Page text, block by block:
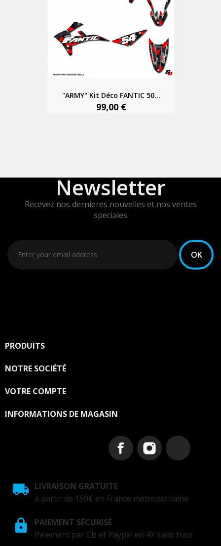
"ARMY" Kit Déco FANTIC 50...
99,00 €
Newsletter
Recevez nos dernieres nouvelles et nos ventes
speciales
PRODUITS
NOTRE SOCIÉTÉ
VOTRE COMPTE
INFORMATIONS DE MAGASIN
LIVRAISON GRATUITE
à partir de 150€ en France métropolitaine
PAIEMENT SÉCURISÉ
Paiement par CB et Paypal en 4X sans frais